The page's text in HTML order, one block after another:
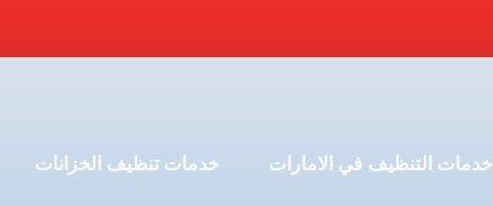
خدمات التنظيف في الامارات خدمات تنظيف الخزانات